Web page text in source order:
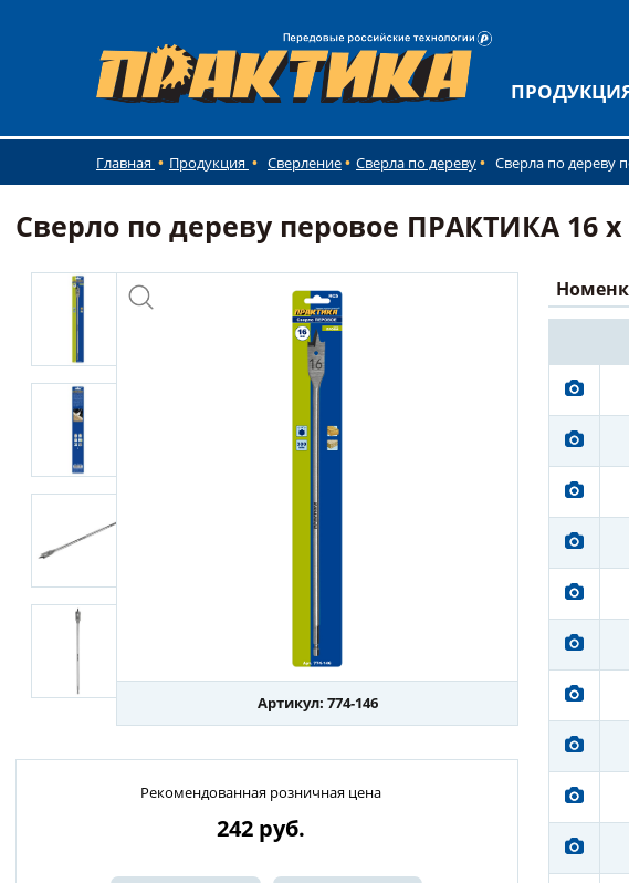
Главная Продукция Сверление Сверла по дереву Сверла по дереву
Сверло по дереву перовое ПРАКТИКА 16
Артикул: 774-146
Рекомендованная розничная цена
242 руб.